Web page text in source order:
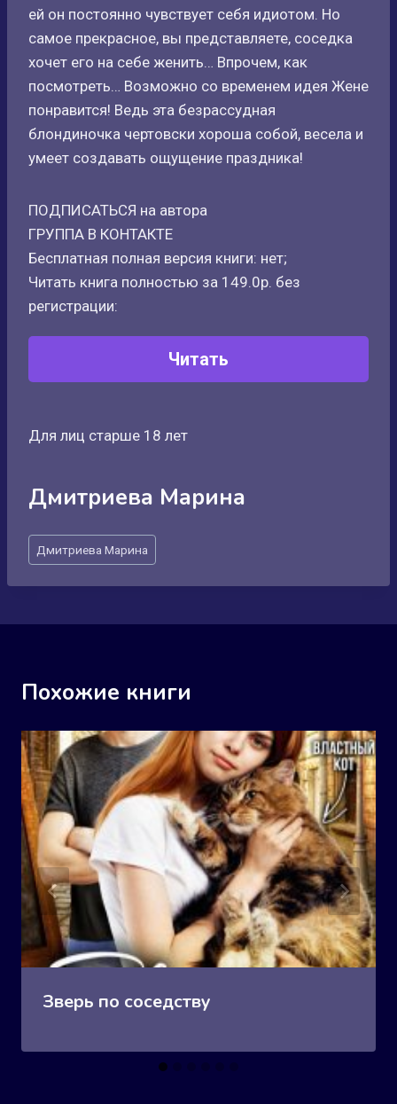
ей он постоянно чувствует себя идиотом. Но
самое прекрасное, вы представляете, соседка
хочет его на себе женить… Впрочем, как
посмотреть… Возможно со временем идея Жене
понравится! Ведь эта безрассудная
блондиночка чертовски хороша собой, весела и
умеет создавать ощущение праздника!
ПОДПИСАТЬСЯ на автора
ГРУППА В КОНТАКТЕ
Бесплатная полная версия книги: нет;
Читать книга полностью за 149.0р. без
регистрации:
Читать
Для лиц старше 18 лет
Дмитриева Марина
Метки
записи:
Дмитриева Марина
Похожие книги
Зверь по соседству